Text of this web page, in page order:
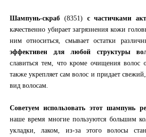
Шампунь-скраб (8351) с частичками
качественно убирает загрязнения кожи
ним относиться, смывает остатки
эффективен для любой структуры
славиться тем, что кроме очищения волос
также укрепляет сам волос и придает
вид волосам.
Советуем использовать этот шампунь
наше время многие пользуются большим
укладки, лаком, из-за этого волосы